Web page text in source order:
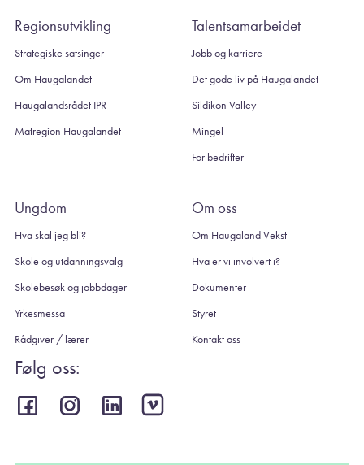
Regionsutvikling
Strategiske satsinger
Om Haugalandet
Haugalandsrådet IPR
Matregion Haugalandet
Talentsamarbeidet
Jobb og karriere
Det gode liv på Haugalandet
Sildikon Valley
Mingel
For bedrifter
Ungdom
Hva skal jeg bli?
Skole og utdanningsvalg
Skolebesøk og jobbdager
Yrkesmessa
Rådgiver / lærer
Om oss
Om Haugaland Vekst
Hva er vi involvert i?
Dokumenter
Styret
Kontakt oss
Følg oss: